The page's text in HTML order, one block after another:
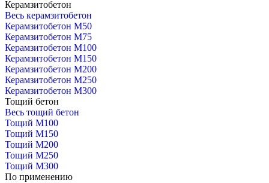
Керамзитобетон
Весь керамзитобетон
Керамзитобетон М50
Керамзитобетон М75
Керамзитобетон М100
Керамзитобетон М150
Керамзитобетон М200
Керамзитобетон М250
Керамзитобетон М300
Тощий бетон
Весь тощий бетон
Тощий М100
Тощий М150
Тощий М200
Тощий М250
Тощий М300
По применению